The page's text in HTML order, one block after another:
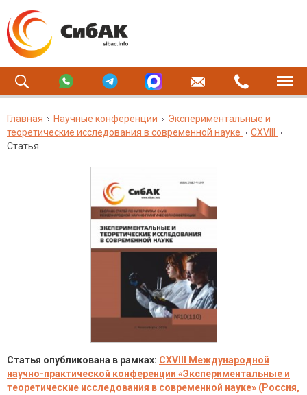
Главная Научные конференции
Экспериментальные и
теоретические исследования в современной науке
CXVIII
Статья
Статья опубликована в рамках: CXVIII Международной
научно-практической конференции «Экспериментальные и
теоретические исследования в современной науке» (Россия,